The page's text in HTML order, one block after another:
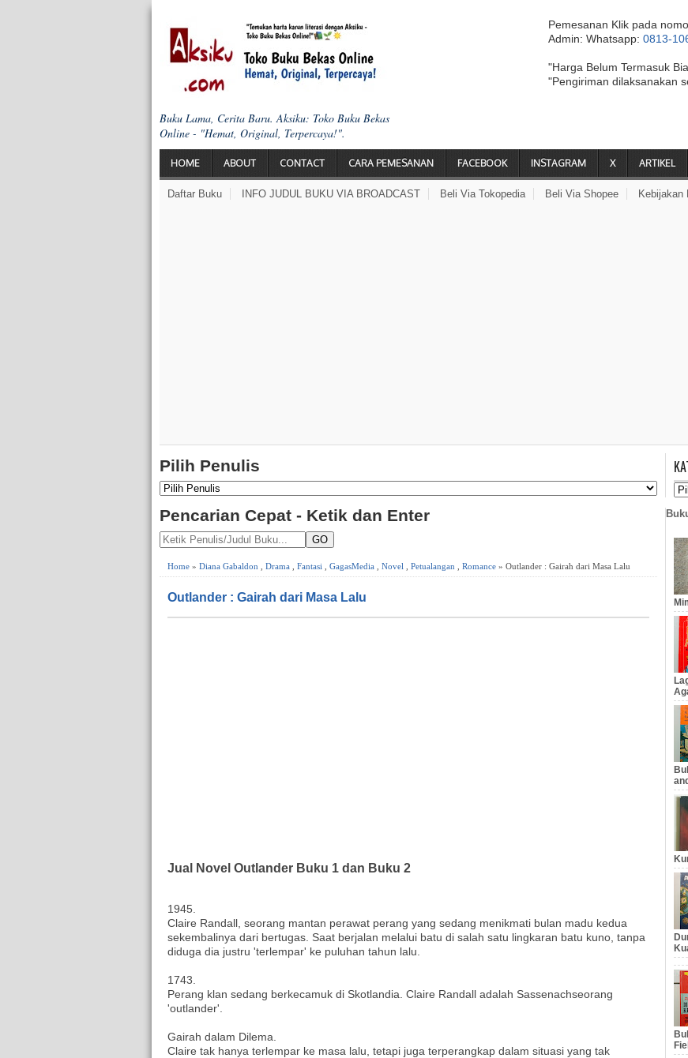
Buku Lama, Cerita Baru. Aksiku: Toko Buku Bekas
Online - "Hemat, Original, Terpercaya!".
Pemesanan Klik pada
Admin: Whatsapp: 0813-
"Harga Belum Termasuk
"Pengiriman dilaksanakan
HOME ABOUT CONTACT CARA PEMESANAN FACEBOOK INSTAGRAM X ARTIKEL
Daftar Buku INFO JUDUL BUKU VIA BROADCAST Beli Via Tokopedia Beli Via Shopee Kebijakan
Pilih Penulis
Pencarian Cepat - Ketik dan Enter
GO
Home » Diana Gabaldon Drama Fantasi GagasMedia Novel Petualangan Romance » Outlander : Gairah dari Masa Lalu
Outlander : Gairah dari Masa Lalu
Jual Novel Outlander Buku 1 dan Buku 2
1945.
Claire Randall, seorang mantan perawat perang yang sedang menikmati bulan madu kedua
sekembalinya dari bertugas. Saat berjalan melalui batu di salah satu lingkaran batu kuno, tanpa
diduga dia justru 'terlempar' ke puluhan tahun lalu.
1743.
Perang klan sedang berkecamuk di Skotlandia. Claire Randall adalah Sassenachseorang
'outlander'.
Gairah dalam Dilema.
Claire tak hanya terlempar ke masa lalu, tetapi juga terperangkap dalam situasi yang tak